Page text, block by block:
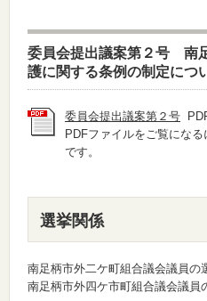
委員会提出議案第２号 南
護に関する条例の制定につ
委員会提出議案第２号
PDFファイルをご覧になる
です。
選挙関係
南足柄市外二ケ町組合議会議員の
南足柄市外四ケ市町組合議会議員